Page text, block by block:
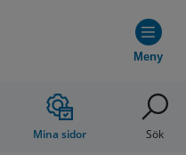
Meny
Mina sidor Sök